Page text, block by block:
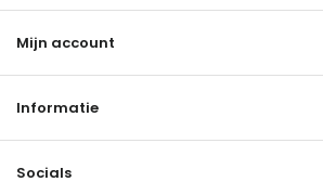
Mijn account
Informatie
Socials